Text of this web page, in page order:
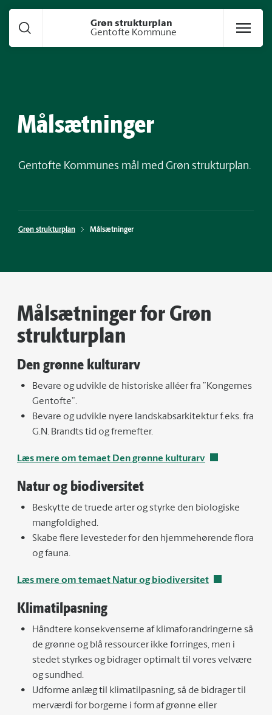
Grøn strukturplan
Gentofte Kommune
Målsætninger
Gentofte Kommunes mål med Grøn strukturplan.
Grøn strukturplan Målsætninger
Målsætninger for Grøn
strukturplan
Den grønne kulturarv
Bevare og udvikle de historiske alléer fra ”Kongernes
Gentofte”.
Bevare og udvikle nyere landskabsarkitektur f.eks. fra
G.N. Brandts tid og fremefter.
Læs mere om temaet Den grønne kulturarv
Natur og biodiversitet
Beskytte de truede arter og styrke den biologiske
mangfoldighed.
Skabe flere levesteder for den hjemmehørende flora
og fauna.
Læs mere om temaet Natur og biodiversitet
Klimatilpasning
Håndtere konsekvenserne af klimaforandringerne så
de grønne og blå ressourcer ikke forringes, men i
stedet styrkes og bidrager optimalt til vores velvære
og sundhed.
Udforme anlæg til klimatilpasning, så de bidrager til
merværdi for borgerne i form af grønne eller